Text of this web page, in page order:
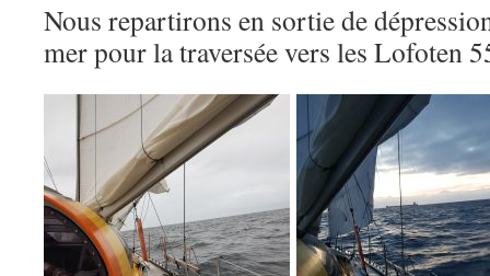
Nous repartirons en sortie de
mer pour la traversée vers les Lofoten